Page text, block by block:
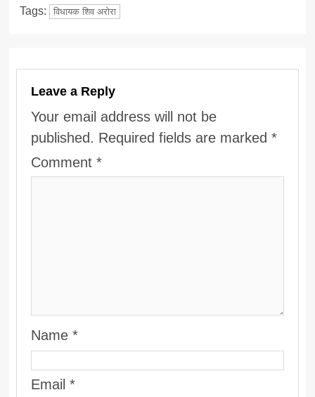
Tags: विधायक शिव अरोरा
Leave a Reply
Your email address will not be
published. Required fields are marked*
Comment*
Name*
Email*